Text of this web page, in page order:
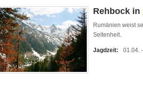
Rehbock in
Rumänien weist
Seltenheit.
Jagdzeit: 01.04.